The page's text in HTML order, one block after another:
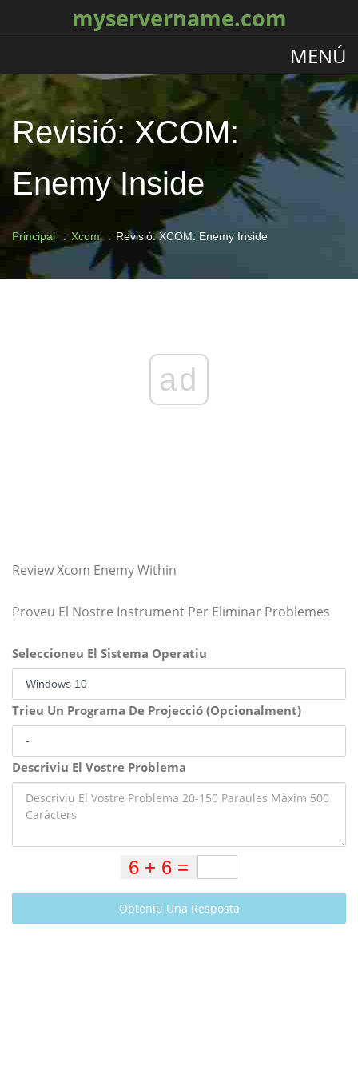
myservername.com
MENÚ
Revisió: XCOM:
Enemy Inside
Principal Xcom Revisió: XCOM: Enemy Inside
ad
Review Xcom Enemy Within
Proveu El Nostre Instrument Per Eliminar Problemes
Seleccioneu El Sistema Operatiu
Trieu Un Programa De Projecció (Opcionalment)
Descriviu El Vostre Problema
Obteniu Una Resposta